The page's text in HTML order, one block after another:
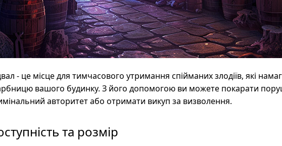
- це місце для тимчасового утримання спійманих злодіїв, які
вашого будинку. З його допомогою ви можете покарати
авторитет або отримати викуп за визволення.
та розмір